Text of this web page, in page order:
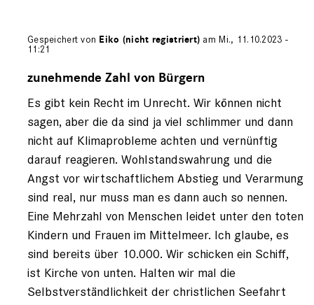
Gespeichert von Eiko (nicht registriert) am Mi., 11.10.2023 -
11:21
auf
Querdenker
(nicht
registriert)
zunehmende Zahl von Bürgern
Es gibt kein Recht im Unrecht. Wir können nicht
sagen, aber die da sind ja viel schlimmer und dann
nicht auf Klimaprobleme achten und vernünftig
darauf reagieren. Wohlstandswahrung und die
Angst vor wirtschaftlichem Abstieg und Verarmung
sind real, nur muss man es dann auch so nennen.
Eine Mehrzahl von Menschen leidet unter den toten
Kindern und Frauen im Mittelmeer. Ich glaube, es
sind bereits über 10.000. Wir schicken ein Schiff,
ist Kirche von unten. Halten wir mal die
Selbstverständlichkeit der christlichen Seefahrt